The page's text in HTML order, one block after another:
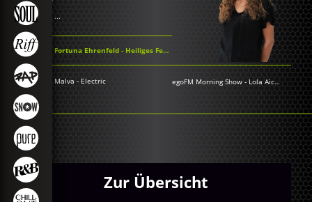
...
Fortuna Ehrenfeld - Heiliges Fernweh
Malva - Electric egoFM Morning Show - Lola Aichner
Zur Übersicht